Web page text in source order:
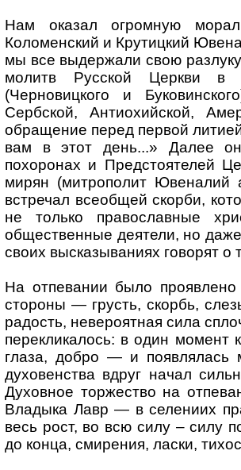
Нам оказал огромную
Коломенский и Крутицкий
мы все выдержали свою
молитв Русской Церкви
(Черновицкого и
Сербской, Антиохийской,
обращение перед первой
вам в этот день...» Далее
похоронах и Предстоятелей
мирян (митрополит Ювеналий
встречал всеобщей скорби,
не только православные
общественные деятели, но даже
своих высказываниях говорят
На отпевании было
стороны — грусть, скорбь,
радость, невероятная сила
перекликалось: в один момент
глаза, добро — и появлялась
духовенства вдруг начал
Духовное торжество на
Владыка Лавр — в селениих
весь рост, во всю силу – силу
до конца, смирения, ласки,